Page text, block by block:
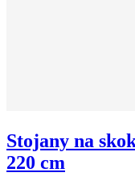
Stojany na
220 cm